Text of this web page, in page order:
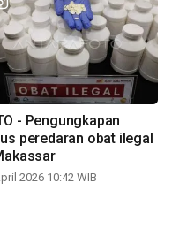
- Pengungkapan
peredaran obat ilegal
2026 10:42 WIB